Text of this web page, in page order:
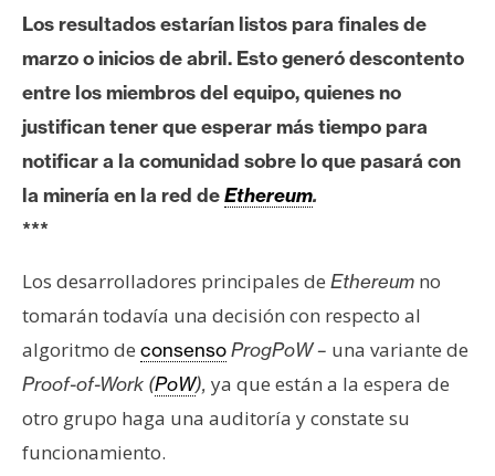
o
B
t
c
n
E
t
h
e
Los resultados estarían listos para finales de
marzo o inicios de abril. Esto generó descontento
entre los miembros del equipo, quienes no
justifican tener que esperar más tiempo para
notificar a la comunidad sobre lo que pasará con
la minería en la red deEthereum.
***
Los desarrolladores principales de Ethereum no
tomarán todavía una decisión con respecto al
algoritmo de consensoProgPoW – una variante de
Proof-of-Work (PoW), ya que están a la espera de
otro grupo haga una auditoría y constate su
funcionamiento.